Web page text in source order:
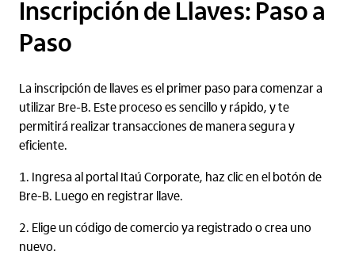
Inscripción de Llaves: Paso a
Paso
La inscripción de llaves es el primer paso para comenzar a
utilizar Bre-B. Este proceso es sencillo y rápido, y te
permitirá realizar transacciones de manera segura y
eficiente.
Ingresa al portal Itaú Corporate, haz clic en el botón de
Bre-B. Luego en registrar llave.
Elige un código de comercio ya registrado o crea uno
nuevo.